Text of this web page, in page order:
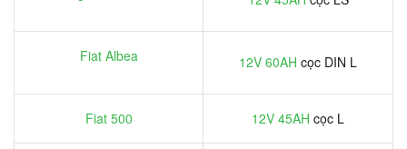
Fiat Albea 12V 60AH cọc DIN L
Fiat 500 12V 45AH cọc L